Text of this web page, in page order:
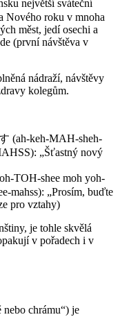
největší sváteční
Nového roku v mnoha
měst, jedí osechi a
(první návštěva v
nádraží, návštěvy
kolegům.
(ah-keh-MAH-sheh-
„Šťastný nový
TOH-shee moh yoh-
mahss): „Prosím, buďte
pro vztahy)
je tohle skvělá
v pořadech i v
chrámu“) je